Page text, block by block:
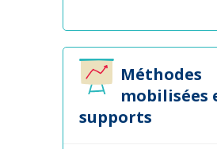
Méthodes
mobilisées
supports